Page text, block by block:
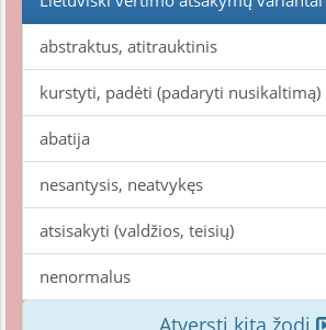
abstraktus, atitrauktinis
kurstyti, padėti (padaryti nusikaltimą)
abatija
nesantysis, neatvykęs
atsisakyti (valdžios, teisių)
nenormalus
Atversti kitą žodį